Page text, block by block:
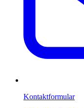
Kontaktformular